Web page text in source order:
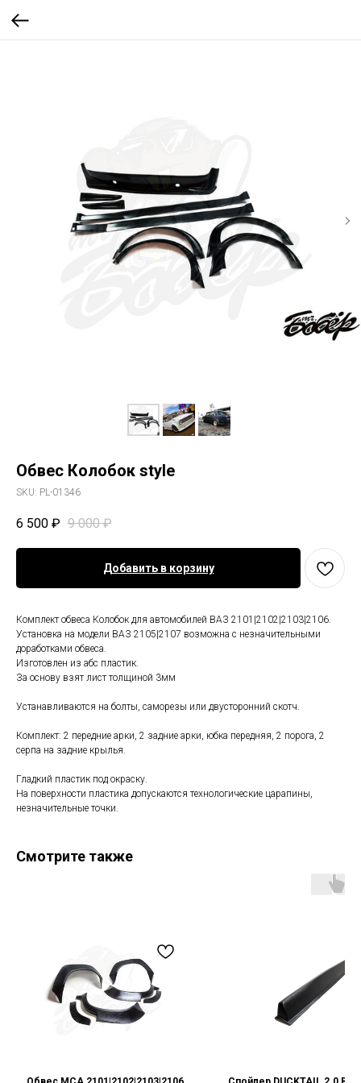
Обвес Колобок style
SKU: PL-01346
6 500 ₽ 9 000 ₽
Добавить в корзину
Комплект обвеса Колобок для автомобилей ВАЗ 2101|2102|2103|2106.
Установка на модели ВАЗ 2105|2107 возможна с незначительными
доработками обвеса.
Изготовлен из абс пластик.
За основу взят лист толщиной 3мм
Устанавливаются на болты, саморезы или двусторонний скотч.
Комплект: 2 передние арки, 2 задние арки, юбка передняя, 2 порога, 2
серпа на задние крылья.
Гладкий пластик под окраску.
На поверхности пластика допускаются технологические царапины,
незначительные точки.
Смотрите также